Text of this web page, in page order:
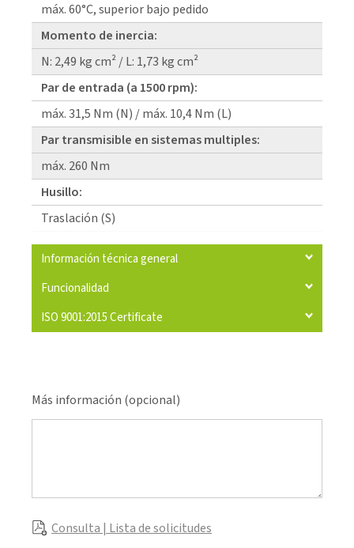
máx. 60°C, superior bajo pedido
Momento de inercia:
N: 2,49 kg cm² / L: 1,73 kg cm²
Par de entrada (a 1500 rpm):
máx. 31,5 Nm (N) / máx. 10,4 Nm (L)
Par transmisible en sistemas multiples:
máx. 260 Nm
Husillo:
Traslación (S)
Información técnica general
Funcionalidad
ISO 9001:2015 Certificate
Más información (opcional)
Consulta | Lista de solicitudes